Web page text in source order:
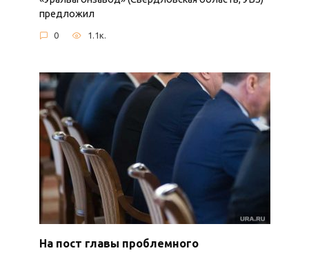
предложил
0 1.1к.
На пост главы проблемного